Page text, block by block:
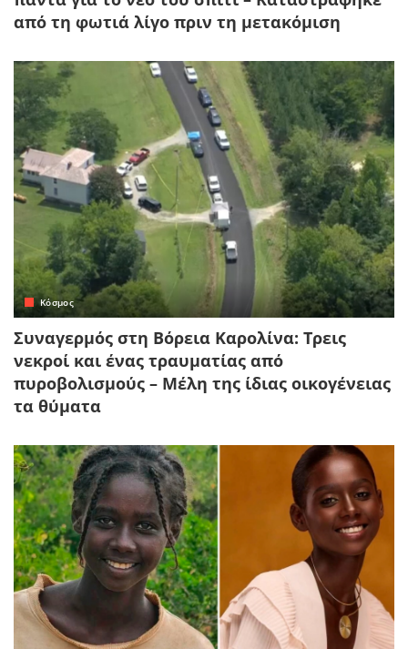
από τη φωτιά λίγο πριν τη μετακόμιση
Κόσμος
Συναγερμός στη Βόρεια Καρολίνα: Τρεις
νεκροί και ένας τραυματίας από
πυροβολισμούς – Μέλη της ίδιας οικογένειας
τα θύματα